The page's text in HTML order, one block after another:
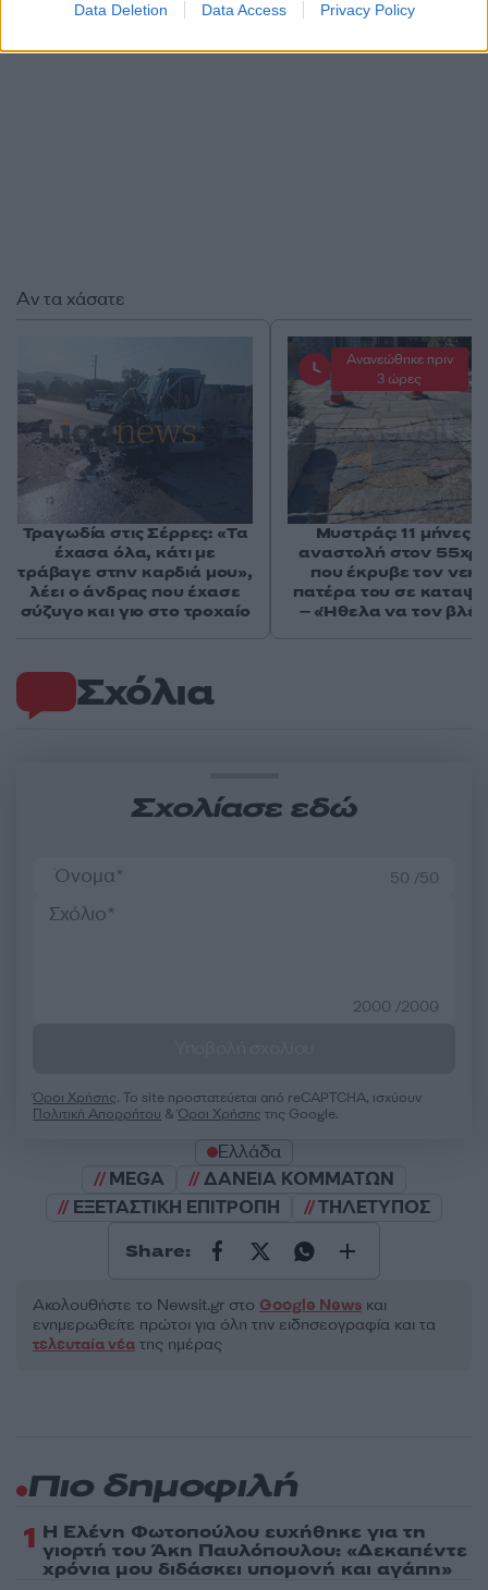
Data Deletion Data Access Privacy Policy
Σχόλια
Σχολίασε εδώ
50 /50
2000 /2000
Όροι Χρήσης. Το site προστατεύεται από reCAPTCHA, ισχύουν
Πολιτική Απορρήτου &Όροι Χρήσης της Google.
Ελλάδα
MEGA
ΔΑΝΕΙΑ ΚΟΜΜΑΤΩΝ
ΕΞΕΤΑΣΤΙΚΗ ΕΠΙΤΡΟΠΗ
ΤΗΛΕΤΥΠΟΣ
Share:
Ακολουθήστε το Νewsit.gr στο Google News και
ενημερωθείτε πρώτοι για όλη την ειδησεογραφία και τα
τελευταία νέα της ημέρας
Αν τα χάσατε
Τραγωδία στις Σέρρες: «Τα
έχασα όλα, κάτι με
τράβαγε στην καρδιά μου»,
λέει ο άνδρας που έχασε
σύζυγο και γιο στο τροχαίο
Ανανεώθηκε πριν
3 ώρες
Μυστράς: 11 μήνες
αναστολή στον
που έκρυβε τον
πατέρα του σε
– «Ήθελα να τον
Πιο δημοφιλή
1 Η Ελένη Φωτοπούλου ευχήθηκε για τη
γιορτή του Άκη Παυλόπουλου: «Δεκαπέντε
χρόνια μου διδάσκει υπομονή και αγάπη»